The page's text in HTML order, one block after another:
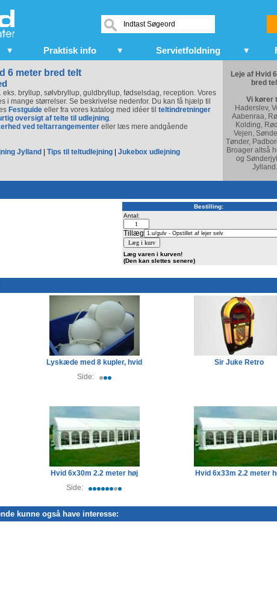
6 meter bred telt
bryllup, sølvbryllup, guldbryllup, fødselsdag, reception. Vores
i mange størrelser. Se beskrivelse nedenfor. Du kan få hjælp til
Festguide eller fra vores katalog med idéer til teltindretninger
oversigt af telte til udlejning.
ved teltarrangementer eller læs mere andgående
Jylland Tips til teltudlejning Jukebox udlejning
Leje af Hvid
bred
Vi kører
Haderslev,
Aabenraa,
Kolding,
Vejen,
Tønder,
Broager altså
og
Jylland.
Bestilling:
Antal:
Tillæg
Læg varen i kurven!
(Den kan slettes senere)
kunne også have interesse:
Praktisk info Servietfoldning
Hvid 6x30m 2.2 meter høj Hvid 6x33m 2.2 meter
Side:
Lyskæde med 8 kupler, hvid Sir Juke Retro
Side: